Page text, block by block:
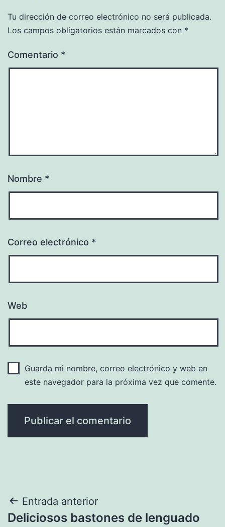
Tu dirección de correo electrónico no será publicada.
Los campos obligatorios están marcados con *
Comentario *
Nombre *
Correo electrónico *
Web
Guarda mi nombre, correo electrónico y web en
este navegador para la próxima vez que comente.
Navegación
Entrada anterior
Deliciosos bastones de lenguado